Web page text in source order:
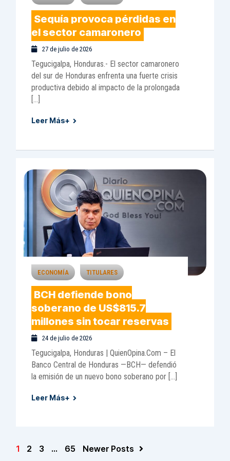
Sequía provoca pérdidas en
el sector camaronero
27 de julio de 2026
Tegucigalpa, Honduras.- El sector camaronero
del sur de Honduras enfrenta una fuerte crisis
productiva debido al impacto de la prolongada
[…]
Leer Más+
ECONOMÍA TITULARES
BCH defiende bono
soberano de US$815.7
millones sin tocar reservas
24 de julio de 2026
Tegucigalpa, Honduras | QuienOpina.Com – El
Banco Central de Honduras —BCH— defendió
la emisión de un nuevo bono soberano por […]
Leer Más+
1 2 3 … 65 Newer Posts